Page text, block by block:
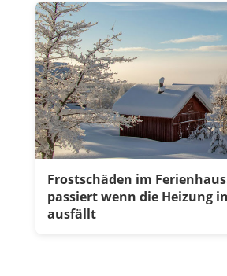
Frostschäden im
passiert wenn die Heizung
ausfällt